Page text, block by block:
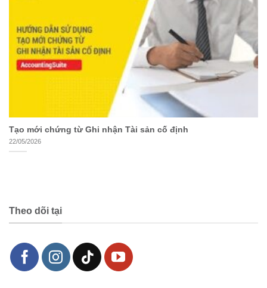
Tạo mới chứng từ Ghi nhận Tài sản cố định
22/05/2026
Theo dõi tại